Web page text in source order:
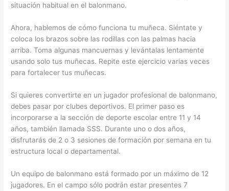
situación habitual en el balonmano.
Ahora, hablemos de cómo funciona tu muñeca. Siéntate y
coloca los brazos sobre las rodillas con las palmas hacia
arriba. Toma algunas mancuernas y levántalas lentamente
usando solo tus muñecas. Repite este ejercicio varias veces
para fortalecer tus muñecas.
Si quieres convertirte en un jugador profesional de balonmano,
debes pasar por clubes deportivos. El primer paso es
incorporarse a la sección de deporte escolar entre 11 y 14
años, también llamada SSS. Durante uno o dos años,
disfrutarás de 2 o 3 sesiones de formación por semana en tu
estructura local o departamental.
Un equipo de balonmano está formado por un máximo de 12
jugadores. En el campo sólo podrán estar presentes 7